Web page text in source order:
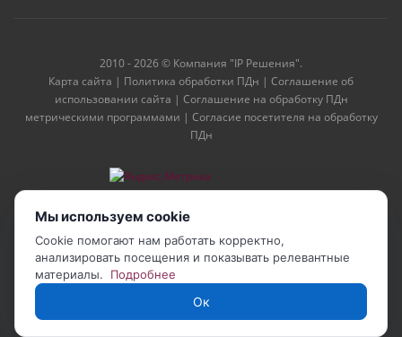
2010 - 2026 © Компания "IP Решения".
Карта сайта | Политика обработки ПДн | Соглашение об
использовании сайта | Соглашение на обработку ПДн
метрическими программами | Согласие посетителя на обработку
ПДн
Мы используем cookie
Cookie помогают нам работать корректно,
анализировать посещения и показывать релевантные
материалы.
Подробнее
Ок